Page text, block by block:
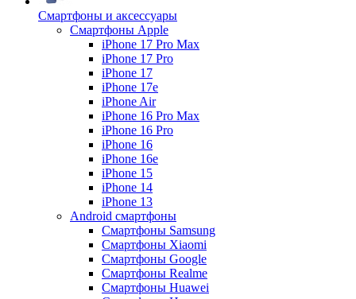
Смартфоны и аксессуары
Смартфоны Apple
iPhone 17 Pro Max
iPhone 17 Pro
iPhone 17
iPhone 17e
iPhone Air
iPhone 16 Pro Max
iPhone 16 Pro
iPhone 16
iPhone 16e
iPhone 15
iPhone 14
iPhone 13
Android cмартфоны
Смартфоны Samsung
Смартфоны Xiaomi
Смартфоны Google
Смартфоны Realme
Смартфоны Huawei